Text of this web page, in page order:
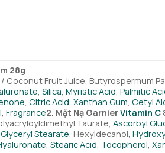
28g
Coconut Fruit Juice, Butyrospermum
, Silica, Myristic Acid, Palmitic
, Citric Acid, Xanthan Gum, Cetyl
, Fragrance2. Mặt Nạ GarnierVitamin C
Taurate, Ascorbyl
Glyceryl Stearate, Hexyldecanol,
, Stearic Acid, Tocopherol,